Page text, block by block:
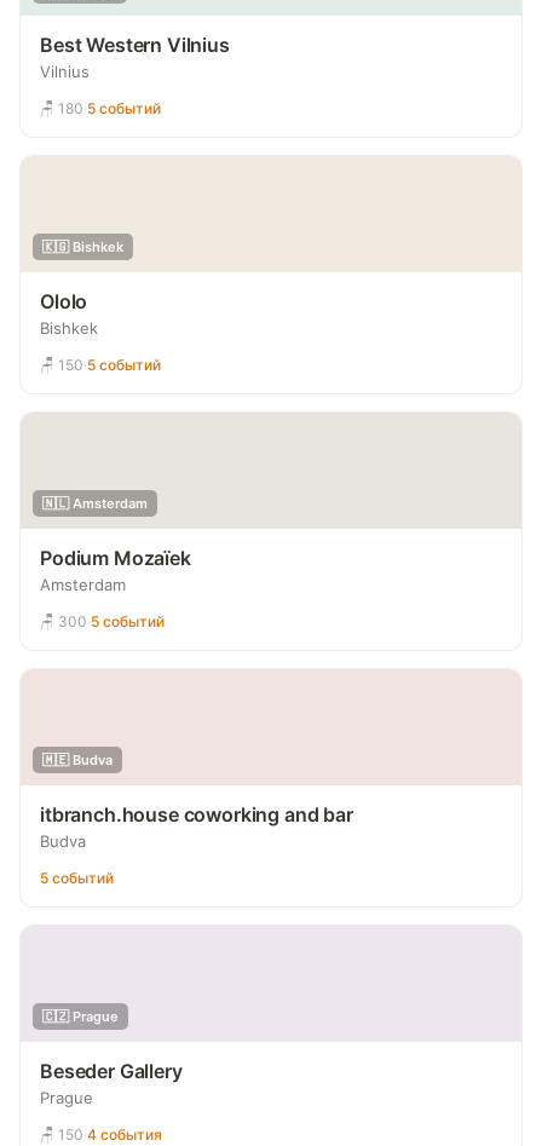
Best Western Vilnius
Vilnius
🪑 180·5 событий
🇰🇬 Bishkek
Ololo
Bishkek
🪑 150·5 событий
🇳🇱 Amsterdam
Podium Mozaïek
Amsterdam
🪑 300·5 событий
🇲🇪 Budva
itbranch.house coworking and bar
Budva
5 событий
🇨🇿 Prague
Beseder Gallery
Prague
🪑 150·4 события